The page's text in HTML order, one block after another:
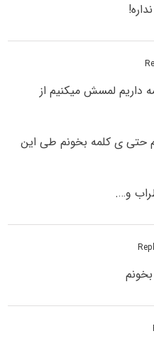
داریم لمسش میکنیم از
حتی ی کلمه بخونم طی این
و….